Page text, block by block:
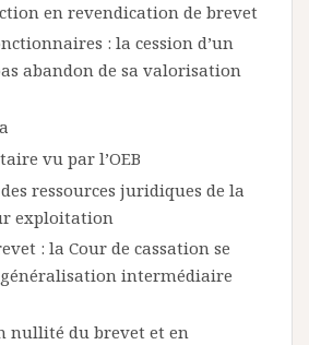
en revendication de brevet
: la cession d’un
abandon de sa valorisation
vu par l’OEB
ressources juridiques de la
exploitation
: la Cour de cassation se
intermédiaire
nullité du brevet et en